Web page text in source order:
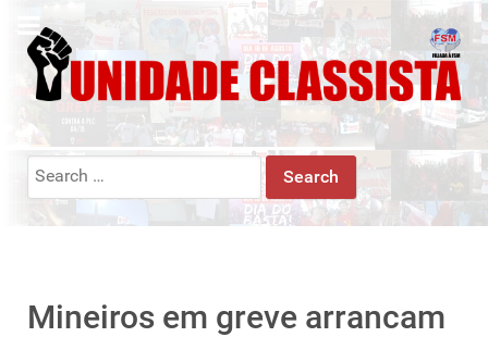
Search
Mineiros em greve arrancam